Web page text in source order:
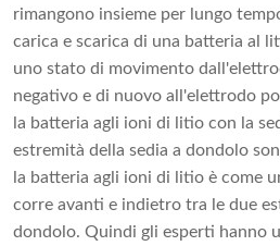
rimangono insieme per lungo
carica e scarica di una batteria al
uno stato di movimento
negativo e di nuovo all'elettrodo
la batteria agli ioni di litio con la
estremità della sedia a dondolo
la batteria agli ioni di litio è come
corre avanti e indietro tra le due
dondolo. Quindi gli esperti hanno